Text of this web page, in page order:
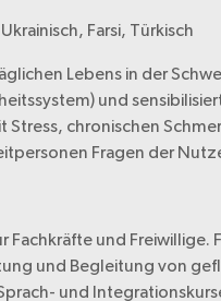
Farsi, Türkisch
Lebens in der
und
chronischen
Fragen der
Fachkräfte und
und Begleitung von
und